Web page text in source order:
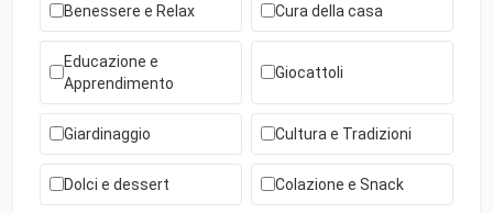
Benessere e Relax Cura della casa
Educazione e
Apprendimento
Giocattoli
Giardinaggio Cultura e Tradizioni
Dolci e dessert Colazione e Snack